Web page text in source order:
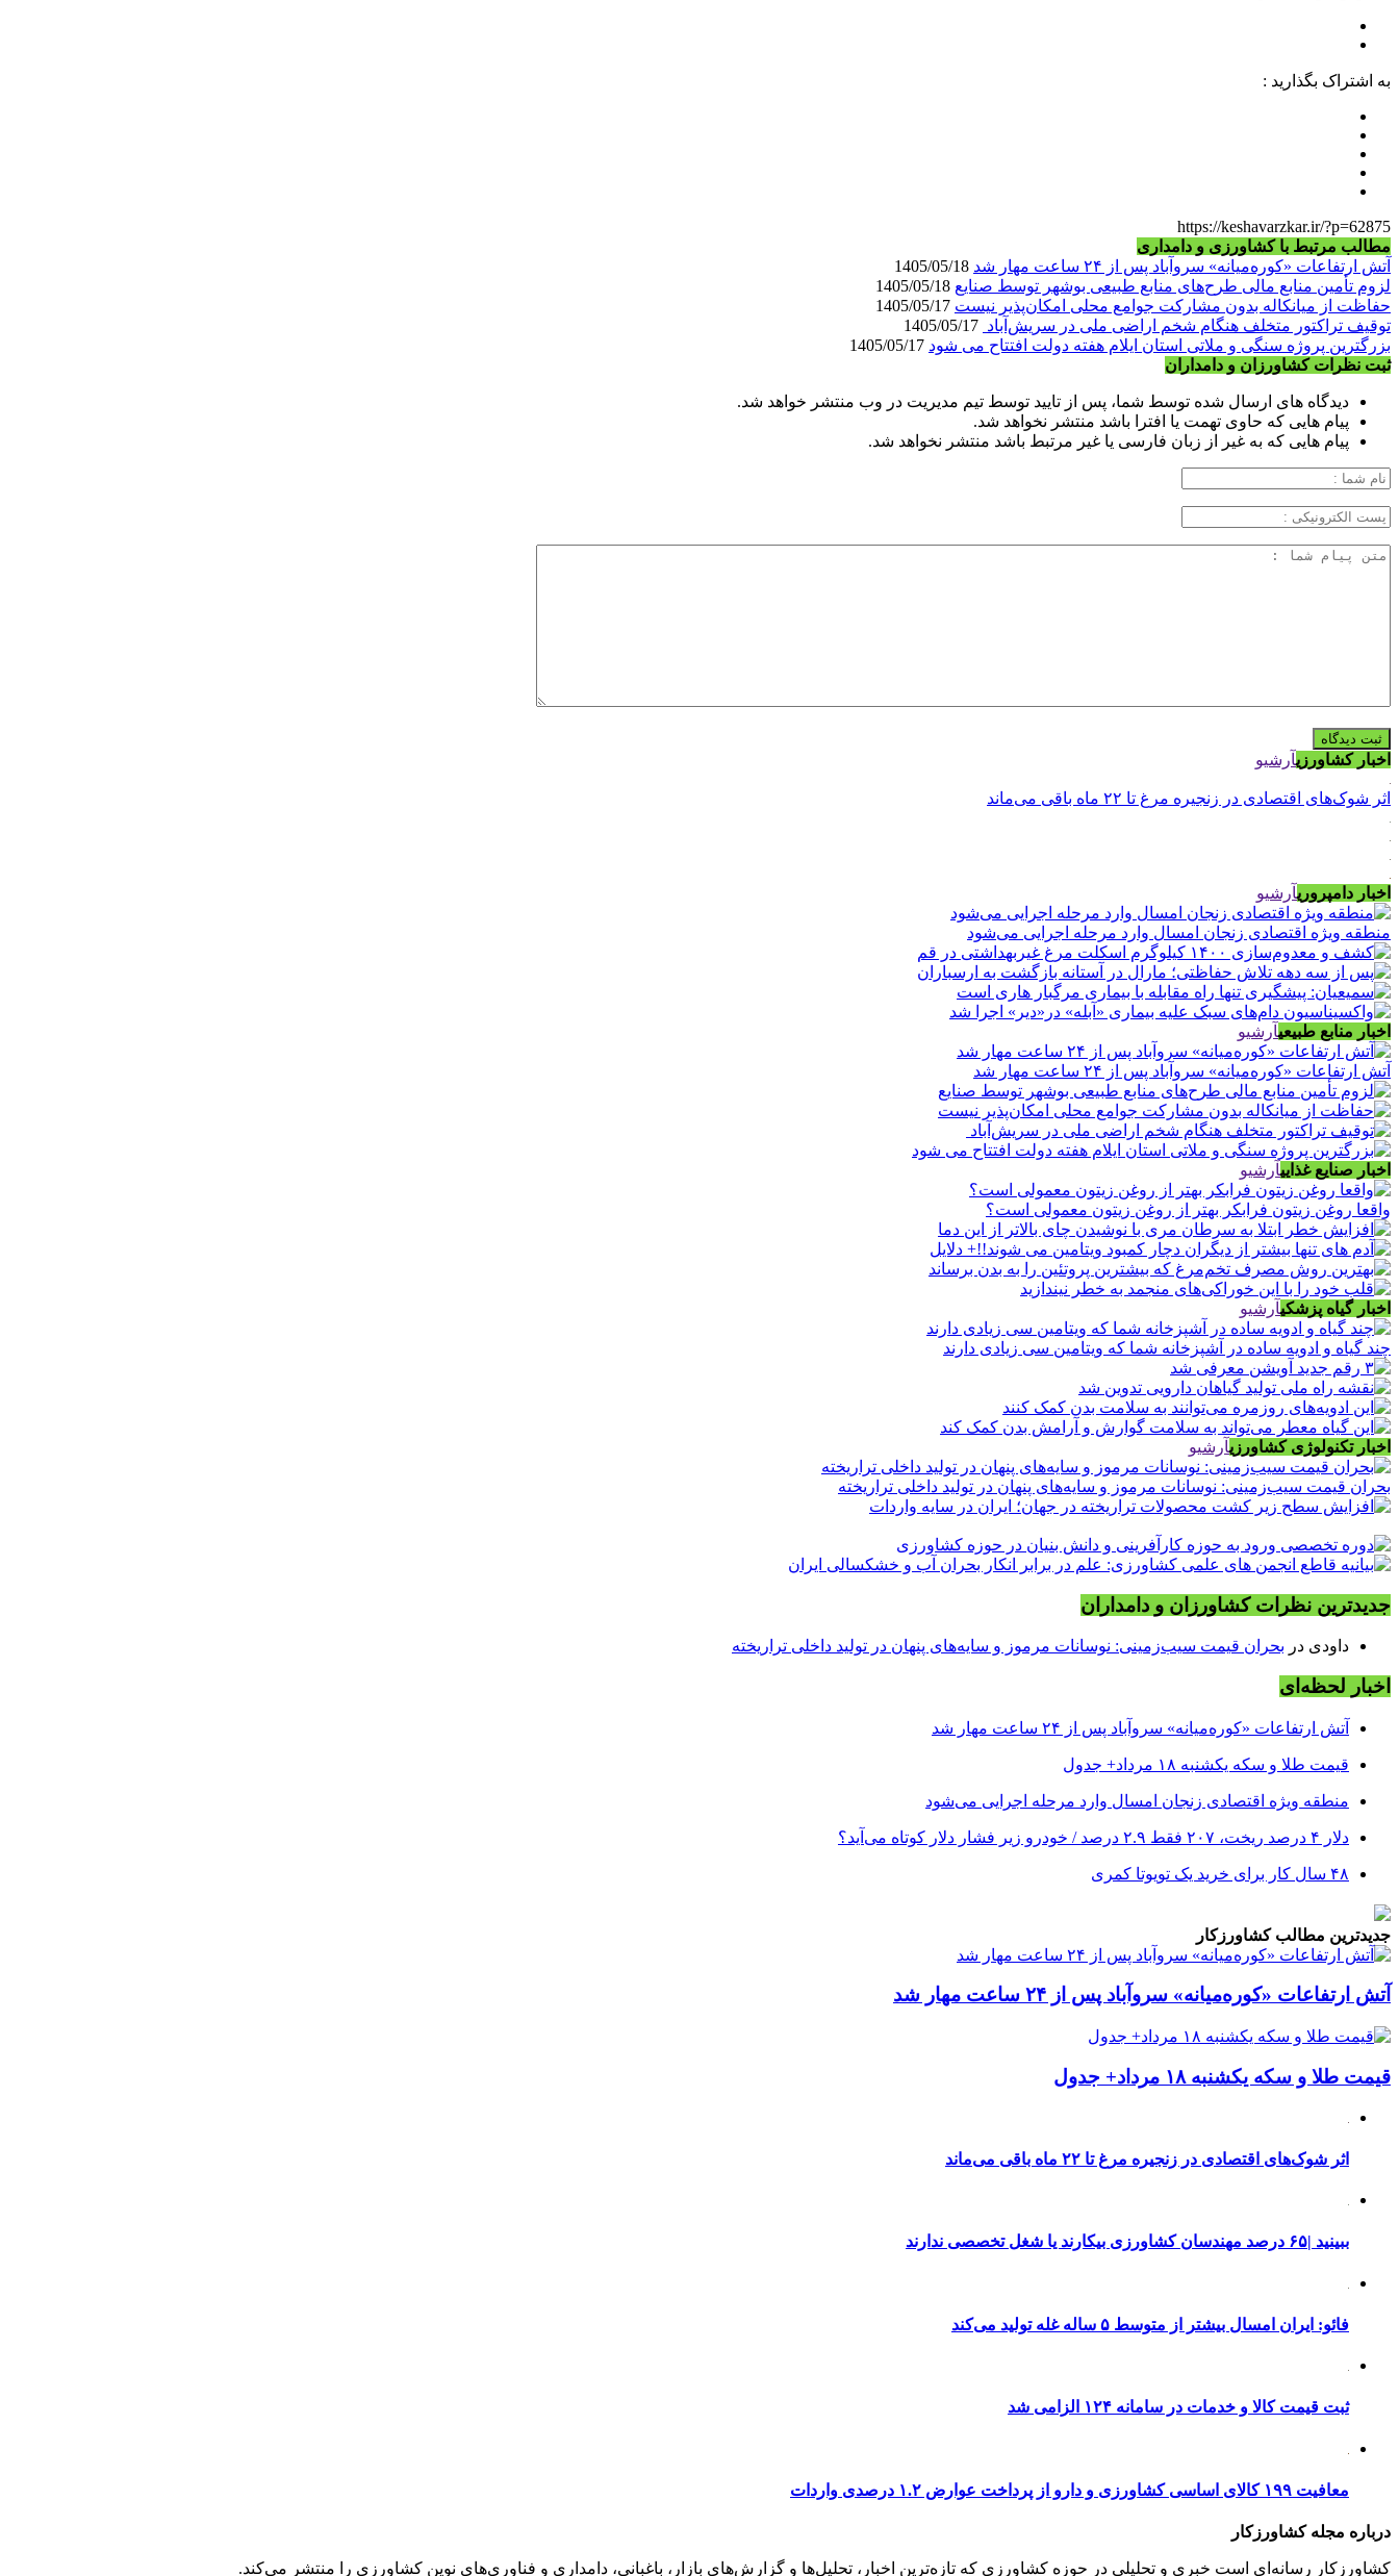
به اشتراک بگذارید :
https://keshavarzkar.ir/?p=62875
مطالب مرتبط با کشاورزی و دامداری
آتش ارتفاعات «کوره‌میانه» سروآباد پس از ۲۴ ساعت مهار شد
لزوم تأمین منابع مالی طرح‌های منابع طبیعی بوشهر توسط صنایع
حفاظت از میانکاله بدون مشارکت جوامع محلی امکان‌پذیر نیست
توقیف تراکتور متخلف هنگام شخم اراضی ملی در سریش‌آباد
بزرگترین پروژه سنگی و ملاتی استان ایلام هفته دولت افتتاح می شود
ثبت نظرات کشاورزان و دامداران
دیدگاه های ارسال شده توسط شما، پس از تایید توسط تیم مدیریت در وب منتشر خواهد شد.
پیام هایی که حاوی تهمت یا افترا باشد منتشر نخواهد شد.
پیام هایی که به غیر از زبان فارسی یا غیر مرتبط باشد منتشر نخواهد شد.
اخبار کشاورزیآرشیو
اثر شوک‌های اقتصادی در زنجیره مرغ تا ۲۲ ماه باقی می‌ماند
اخبار دامپروریآرشیو
منطقه ویژه اقتصادی زنجان امسال وارد مرحله اجرایی می‌شود
اخبار منابع طبیعیآرشیو
آتش ارتفاعات «کوره‌میانه» سروآباد پس از ۲۴ ساعت مهار شد
اخبار صنایع غذاییآرشیو
واقعا روغن زیتون فرابکر بهتر از روغن زیتون معمولی است؟
اخبار گیاه پزشکیآرشیو
چند گیاه و ادویه ساده در آشپزخانه شما که ویتامین سی زیادی دارند
اخبار تکنولوژی کشاورزیآرشیو
بحران قیمت سیب‌زمینی: نوسانات مرموز و سایه‌های پنهان در تولید داخلی تراریخته
جدیدترین نظرات کشاورزان و دامداران
داودی در بحران قیمت سیب‌زمینی: نوسانات مرموز و سایه‌های پنهان در تولید داخلی تراریخته
اخبار لحظه‌ای
آتش ارتفاعات «کوره‌میانه» سروآباد پس از ۲۴ ساعت مهار شد
قیمت طلا و سکه یکشنبه ۱۸ مرداد+ جدول
منطقه ویژه اقتصادی زنجان امسال وارد مرحله اجرایی می‌شود
دلار ۴ درصد ریخت، ۲۰۷ فقط ۲.۹ درصد / خودرو زیر فشار دلار کوتاه می‌آید؟
۴۸ سال کار برای خرید یک تویوتا کمری
جدیدترین مطالب کشاورزکار
آتش ارتفاعات «کوره‌میانه» سروآباد پس از ۲۴ ساعت مهار شد
قیمت طلا و سکه یکشنبه ۱۸ مرداد+ جدول
اثر شوک‌های اقتصادی در زنجیره مرغ تا ۲۲ ماه باقی می‌ماند
ببینید |۶۵ درصد مهندسان کشاورزی بیکارند یا شغل تخصصی ندارند
فائو: ایران امسال بیشتر از متوسط ۵ ساله غله تولید می‌کند
ثبت قیمت کالا و خدمات در سامانه ۱۲۴ الزامی شد
معافیت ۱۹۹ کالای اساسی کشاورزی و دارو از پرداخت عوارض ۱.۲ درصدی واردات
درباره مجله کشاورزکار
کشاورزکار رسانه‌ای است خبری و تحلیلی در حوزه کشاورزی که تازه‌ترین اخبار، تحلیل‌ها و گزارش‌های بازار، باغبانی، دامداری و فناوری‌های نوین کشاورزی را منتشر می‌کند.